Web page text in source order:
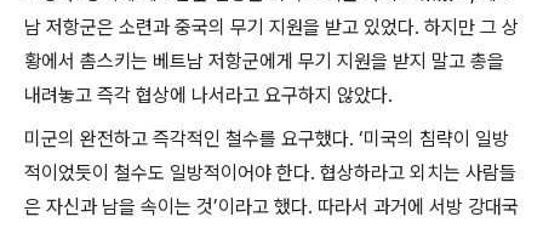
남 저항군은 소련과 중국의 무기 지원을 받고 있었다. 하지만 그 상
황에서 촘스키는 베트남 저항군에게 무기 지원을 받지 말고 총을
내려놓고 즉각 협상에 나서라고 요구하지 않았다.
미군의 완전하고 즉각적인 철수를 요구했다. ‘미국의 침략이 일방
적이었듯이 철수도 일방적이어야 한다. 협상하라고 외치는 사람들
은 자신과 남을 속이는 것’이라고 했다. 따라서 과거에 서방 강대국